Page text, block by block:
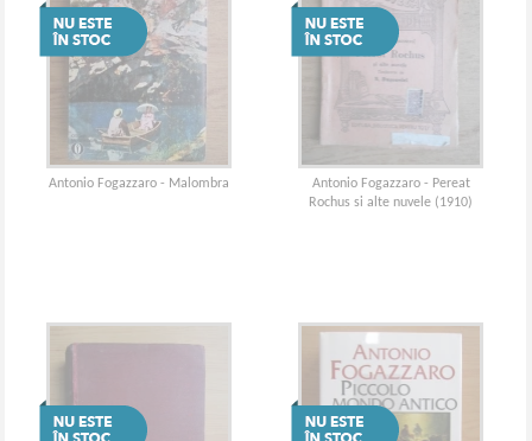
Antonio Fogazzaro - Malombra
Antonio Fogazzaro - Pereat
Rochus si alte nuvele (1910)